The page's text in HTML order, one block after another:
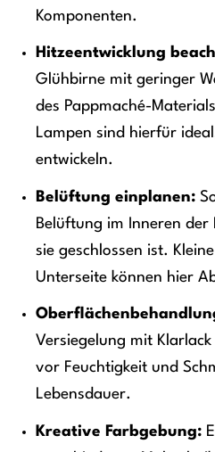
Komponenten.
Hitzeentwicklung
Glühbirne mit geringer
des Pappmaché-
Lampen sind hierfür
entwickeln.
Belüftung einplanen:
Belüftung im Inneren der
sie geschlossen ist.
Unterseite können hier
Versiegelung mit
vor Feuchtigkeit und
Lebensdauer.
Kreative Farbgebung: